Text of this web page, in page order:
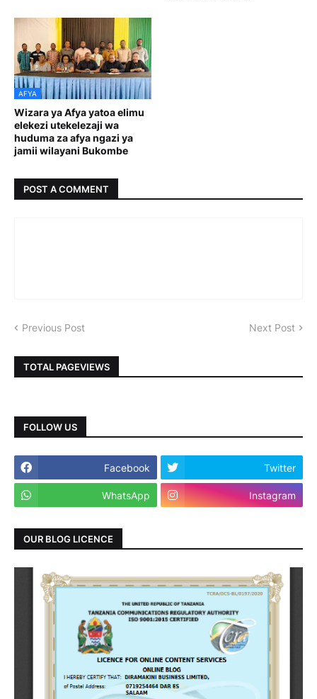
AFYA
Wizara ya Afya yatoa elimu
elekezi utekelezaji wa
huduma za afya ngazi ya
jamii wilayani Bukombe
POST A COMMENT
Previous Post Next Post
TOTAL PAGEVIEWS
FOLLOW US
Facebook Twitter
WhatsApp Instagram
OUR BLOG LICENCE